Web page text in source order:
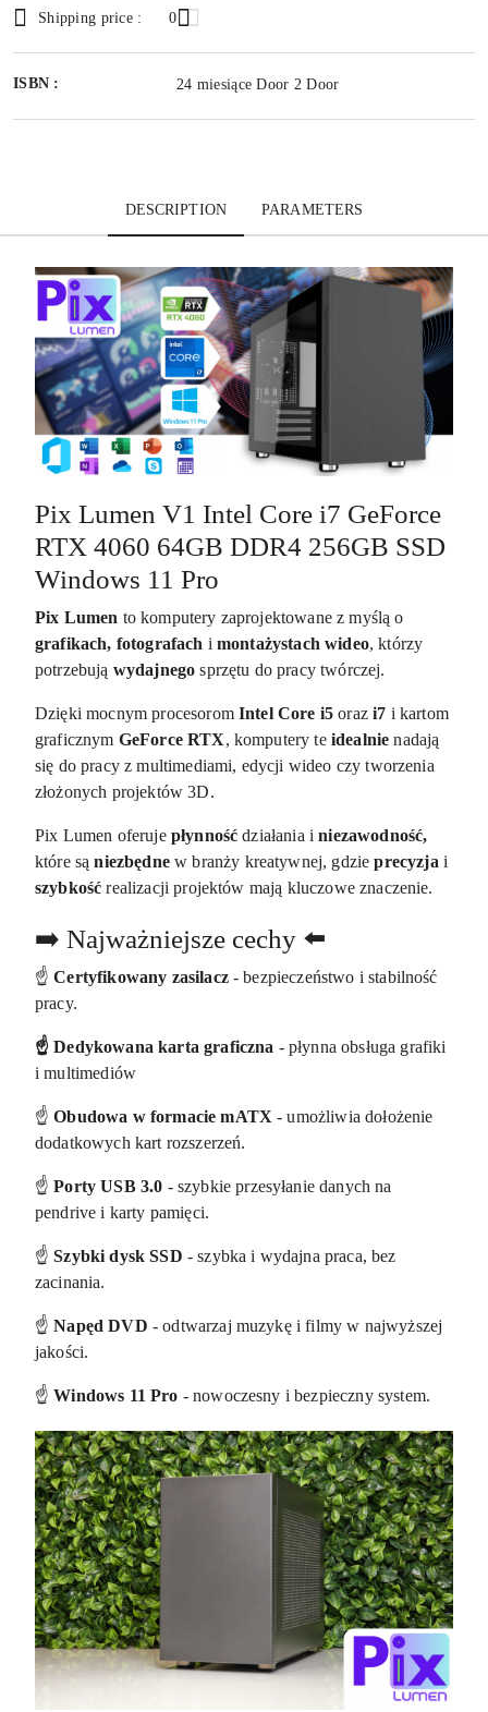
Shipping price :
0
ISBN : 24 miesiące Door 2 Door
DESCRIPTION PARAMETERS
Pix Lumen V1 Intel Core i7 GeForce
RTX 4060 64GB DDR4 256GB SSD
Windows 11 Pro
Pix Lumen to komputery zaprojektowane z myślą o
grafikach, fotografach imontażystach wideo, którzy
potrzebują wydajnego sprzętu do pracy twórczej.
Dzięki mocnym procesorom Intel Core i5 orazi7 i kartom
graficznym GeForce RTX, komputery te idealnie nadają
się do pracy z multimediami, edycji wideo czy tworzenia
złożonych projektów 3D.
Pix Lumen oferuje płynność działania iniezawodność,
które sąniezbędnew branży kreatywnej, gdzieprecyzja i
szybkość realizacji projektów mają kluczowe znaczenie.
➡️ Najważniejsze cechy ⬅️
☝️Certyfikowany zasilacz- bezpieczeństwo i stabilność
pracy.
☝️ Dedykowana karta graficzna - płynna obsługa grafiki
i multimediów
☝️Obudowa w formacie mATX - umożliwia dołożenie
dodatkowych kart rozszerzeń.
☝️Porty USB 3.0 - szybkie przesyłanie danych na
pendrive i karty pamięci.
☝️Szybki dysk SSD - szybka i wydajna praca, bez
zacinania.
☝️Napęd DVD - odtwarzaj muzykę i filmy w najwyższej
jakości.
☝️Windows 11 Pro - nowoczesny i bezpieczny system.